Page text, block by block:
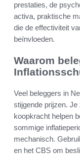
prestaties, de
activa, praktische
die de effectiviteit
beïnvloeden.
Waarom
Veel beleggers in
stijgende prijzen.
koopkracht helpen
sommige
mechanisch.
en het CBS om